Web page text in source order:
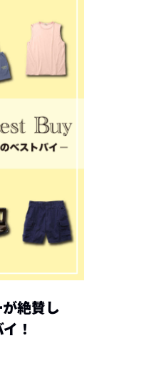
が絶賛し
！